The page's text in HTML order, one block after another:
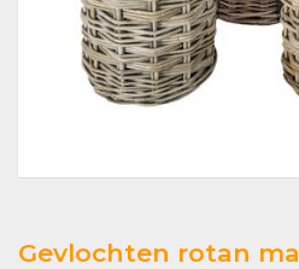
Gevlochten rotan